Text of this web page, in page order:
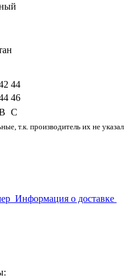
44
46
C
т.к. производитель их не указал
Информация о доставке